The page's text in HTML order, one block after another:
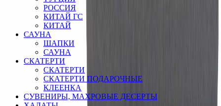
РОССИЯ
КИТАЙ ГС
КИТАЙ
САУНА
ШАПКИ
САУНА
СКАТЕРТИ
СКАТЕРТИ
СКАТЕРТИ ПОДАРОЧНЫЕ
КЛЕЕНКА
СУВЕНИРЫ, МАХРОВЫЕ ДЕСЕРТЫ